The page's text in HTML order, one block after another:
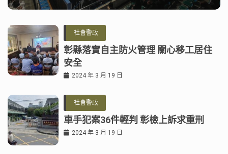
社會警政
彰縣落實自主防火管理 關心移工居住
安全
2024 年 3 月 19 日
社會警政
車手犯案36件輕判 彰檢上訴求重刑
2024 年 3 月 19 日